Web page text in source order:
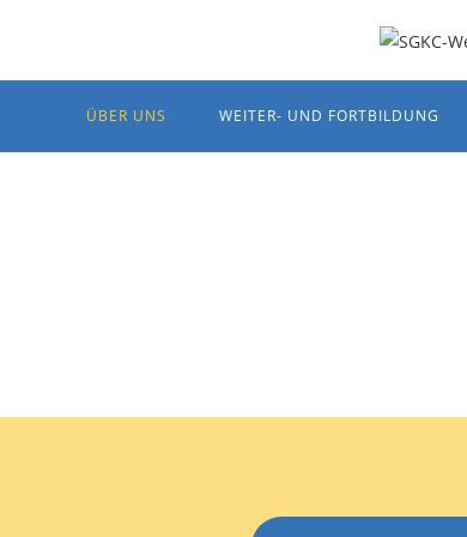
ÜBER UNS WEITER- UND FORTBILDUNG